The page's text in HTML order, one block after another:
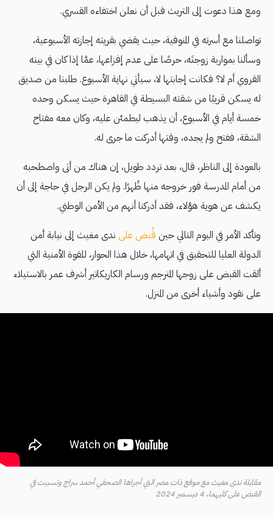
ومع هذا دعوت إلى التريث قبل أن نعلن اختفاءه القسري.
تواصلنا مع أسرته في المنوفية، حيث يقضي بقريته إجازته الأسبوعية،
وسألنا بمواربة زوجتَه، حرصًا على عدم إفزاعها، عمَّا إذا كان في بيته
القروي أم لا؟ فكانت إجابتها لا، سيأتي نهاية الأسبوع. طلبنا من صديق
له يسكن قريبًا من شقته البسيطة في القاهرة حيث يسكن وحده
خمسة أيام في الأسبوع، أن يذهب ليطمئن عليه، وكان معه مفتاح
الشقة، ففتح ولم يجده، وقتها أدركت ما جرى له.
بالعودة إلى الناظر، قال، بعد تردد طويل، إن هناك من أتى واصطحبه
من أمام المدرسة فور خروجه منها ظُهرًا. ولم يكن الرجل في حاجة إلى أن
يكشف عن هوية هؤلاء، فقد أدركنا أنهم من الأمن الوطني.
وتأكد الأمر في اليوم التالي حين قُبض على ندى مغيث إلى نيابة أمن
الدولة العليا للتحقيق في اتهامها، خلال هذا الحوار، للقوة الأمنية التي
ألقت القبض على زوجها المترجم ورسام الكاريكاتير أشرف عمر بالاستيلاء
على نقود وأشياء أخرى من المنزل.
مقابلة ندى مغيث مع موقع ذات مصر التي أجراها الصحفي أحمد سراج وتسببت في
القبض على كليهما، 4 ديسمبر 2024